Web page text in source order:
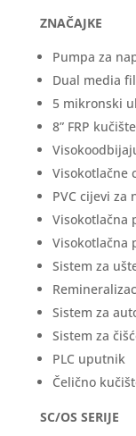
ZNAČAJKE
Pumpa za
Dual media
5 mikronski
8” FRP
Visokotlačne
PVC cijevi za
Visokotlačna
Visokotlačna
Sistem za
Sistem za
Sistem za
PLC uputnik
Čelično
SC/OS SERIJE